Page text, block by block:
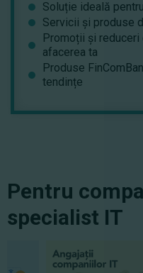
Soluție ideală
Servicii și produse
Promoții și
afacerea ta
Produse
tendințe
Pentru
specialist IT